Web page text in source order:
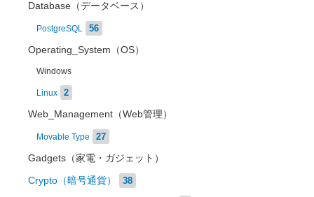
Database（データベース）
PostgreSQL 56
Operating_System（OS）
Windows
Linux 2
Web_Management（Web管理）
Movable Type 27
Gadgets（家電・ガジェット）
Crypto（暗号通貨） 38